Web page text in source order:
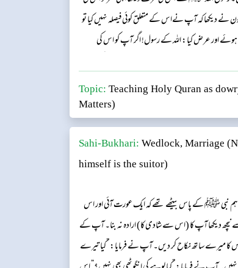
نے دیکھا کہ آپ نےاس کے متعلق کوئی فیصلہ نہیں کیا تو
اور عرض کیا: اللہ کے رسول! اگر آپ کو اس کی
Topic: Teaching Holy Quran as
Matters)
Sahi-Bukhari: Wedlock, Marriage
himself is the suitor)
ہم نبی ﷺ کے پاس بیٹھے تھے کہ ایک عورت آئی اور اس
دیکھا آپ کا (اس سے شادی کا) ارادہ نہ بنا۔ آپ کے
میرے ساتھ نکاح کر دیں۔ آپ نے فرمایا: ”کیا تیرے